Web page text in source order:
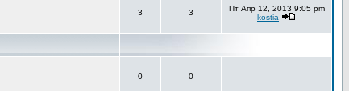
3 3
Пт Апр 12, 2013 9:05 pm
kostia
0 0 -